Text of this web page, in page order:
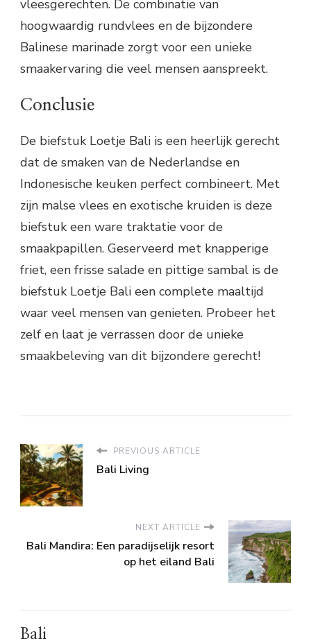
vleesgerechten. De combinatie van
hoogwaardig rundvlees en de bijzondere
Balinese marinade zorgt voor een unieke
smaakervaring die veel mensen aanspreekt.
Conclusie
De biefstuk Loetje Bali is een heerlijk gerecht
dat de smaken van de Nederlandse en
Indonesische keuken perfect combineert. Met
zijn malse vlees en exotische kruiden is deze
biefstuk een ware traktatie voor de
smaakpapillen. Geserveerd met knapperige
friet, een frisse salade en pittige sambal is de
biefstuk Loetje Bali een complete maaltijd
waar veel mensen van genieten. Probeer het
zelf en laat je verrassen door de unieke
smaakbeleving van dit bijzondere gerecht!
PREVIOUS ARTICLE
Bali Living
NEXT ARTICLE
Bali Mandira: Een paradijselijk resort
op het eiland Bali
Bali